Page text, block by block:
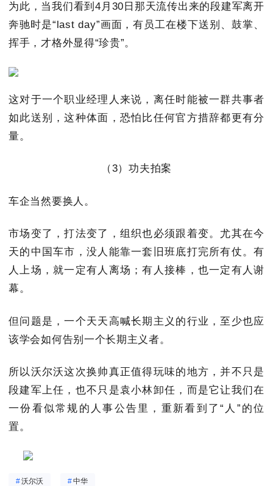
为此，当我们看到4月30日那天流传出来的段建军离开
奔驰时是“last day”画面，有员工在楼下送别、鼓掌、
挥手，才格外显得“珍贵”。
这对于一个职业经理人来说，离任时能被一群共事者
如此送别，这种体面，恐怕比任何官方措辞都更有分
量。
（3）功夫拍案
车企当然要换人。
市场变了，打法变了，组织也必须跟着变。尤其在今
天的中国车市，没人能靠一套旧班底打完所有仗。有
人上场，就一定有人离场；有人接棒，也一定有人谢
幕。
但问题是，一个天天高喊长期主义的行业，至少也应
该学会如何告别一个长期主义者。
所以沃尔沃这次换帅真正值得玩味的地方，并不只是
段建军上任，也不只是袁小林卸任，而是它让我们在
一份看似常规的人事公告里，重新看到了“人”的位
置。
#沃尔沃 #中华